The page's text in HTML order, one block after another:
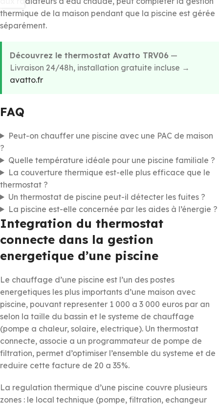
thermique de la maison pendant que la piscine est gérée
séparément.
Découvrez le thermostat Avatto TRV06 —
Livraison 24/48h, installation gratuite incluse →
avatto.fr
FAQ
Peut-on chauffer une piscine avec une PAC de maison
?
Quelle température idéale pour une piscine familiale ?
La couverture thermique est-elle plus efficace que le
thermostat ?
Un thermostat de piscine peut-il détecter les fuites ?
La piscine est-elle concernée par les aides à l’énergie ?
Integration du thermostat
connecte dans la gestion
energetique d’une piscine
Le chauffage d’une piscine est l’un des postes
energetiques les plus importants d’une maison avec
piscine, pouvant representer 1 000 a 3 000 euros par an
selon la taille du bassin et le systeme de chauffage
(pompe a chaleur, solaire, electrique). Un thermostat
connecte, associe a un programmateur de pompe de
filtration, permet d’optimiser l’ensemble du systeme et de
reduire cette facture de 20 a 35%.
La regulation thermique d’une piscine couvre plusieurs
zones : le local technique (pompe, filtration, echangeur